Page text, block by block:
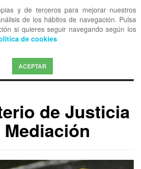
y de terceros para mejorar nuestros
de los hábitos de navegación. Pulsa
si quieres seguir navegando según los
de cookies
ACEPTAR
de Justicia